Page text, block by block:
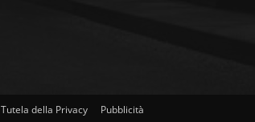
Tutela della Privacy Pubblicità